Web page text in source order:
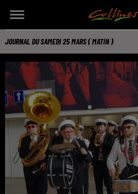
JOURNAL DU SAMEDI 25 MARS ( MATIN )